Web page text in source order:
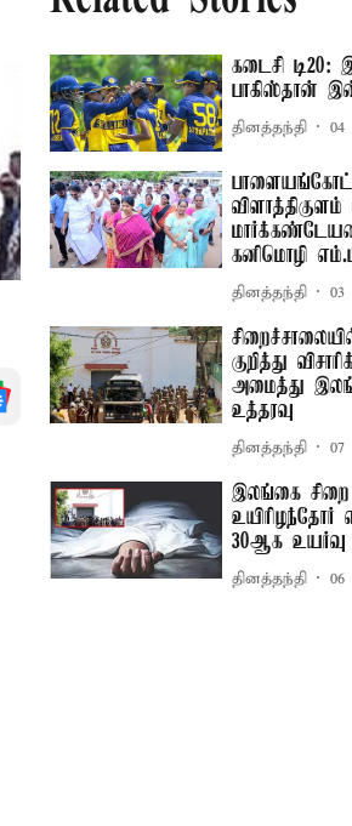
கடைசி
பாகிஸ்தான்
தினத்தந்தி 04
கனிமொழி
தினத்தந்தி 03
குறித்து
அமைத்து
உத்தரவு
தினத்தந்தி 07
இலங்கை
30ஆக உயர்வு
தினத்தந்தி 06